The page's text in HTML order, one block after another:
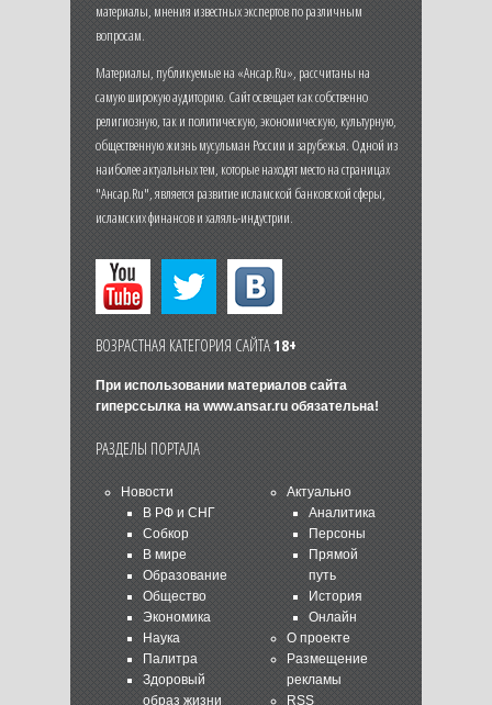
материалы, мнения известных экспертов по различным
вопросам.
Материалы, публикуемые на «Ансар.Ru», рассчитаны на
самую широкую аудиторию. Сайт освещает как собственно
религиозную, так и политическую, экономическую, культурную,
общественную жизнь мусульман России и зарубежья. Одной из
наиболее актуальных тем, которые находят место на страницах
"Ансар.Ru", является развитие исламской банковской сферы,
исламских финансов и халяль-индустрии.
ВОЗРАСТНАЯ КАТЕГОРИЯ САЙТА18+
При использовании материалов сайта
гиперссылка на www.ansar.ruобязательна!
РАЗДЕЛЫ ПОРТАЛА
Новости
В РФ и СНГ
Собкор
В мире
Образование
Общество
Экономика
Наука
Палитра
Здоровый
образ жизни
Актуально
Аналитика
Персоны
Прямой
путь
История
Онлайн
О проекте
Размещение
рекламы
RSS